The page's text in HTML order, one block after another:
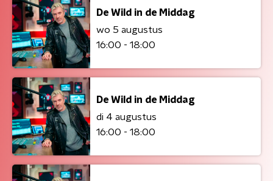
De Wild in de Middag
wo 5 augustus
16:00 - 18:00
De Wild in de Middag
di 4 augustus
16:00 - 18:00